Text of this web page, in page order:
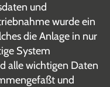
und
wurde ein
die Anlage in nur
System
alle wichtigen Daten
und